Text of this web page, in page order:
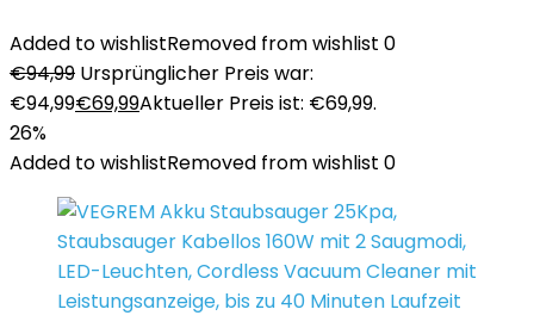
Added to wishlistRemoved from wishlist 0
€94,99 Ursprünglicher Preis war:
€94,99€69,99Aktueller Preis ist: €69,99.
26%
Added to wishlistRemoved from wishlist 0